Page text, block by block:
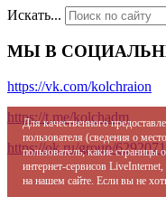
Искать...
МЫ В
https://vk.com/kolchraion
https://t.me/kolchadm
https://ok.ru/group/
Для качественного
пользователя (сведения о
пользователь; какие страницы
интернет-сервисов
на нашем сайте. Если вы не